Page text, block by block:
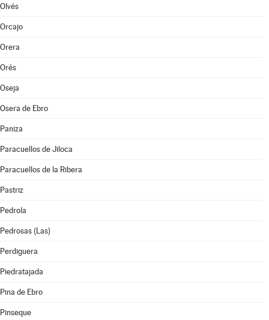
Olvés
Orcajo
Orera
Orés
Oseja
Osera de Ebro
Paniza
Paracuellos de Jiloca
Paracuellos de la Ribera
Pastriz
Pedrola
Pedrosas (Las)
Perdiguera
Piedratajada
Pina de Ebro
Pinseque